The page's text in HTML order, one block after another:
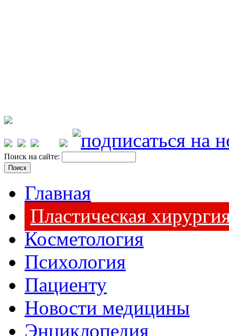
Поиск на сайте:
Главная
Пластическая
Косметология
Психология
Пациенту
Новости медицины
Энциклопедия